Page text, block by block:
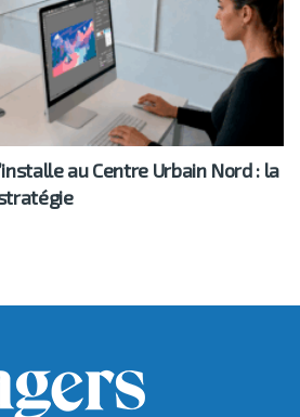
au Centre Urbain Nord : la